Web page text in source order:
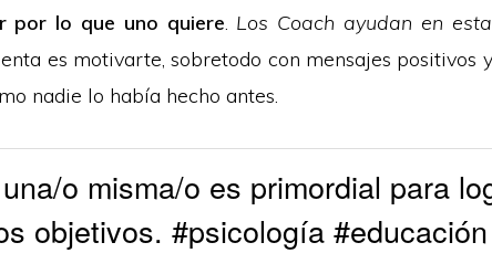
por lo que uno quiere Los Coach ayudan en
es motivarte, sobretodo con mensajes positivos
nadie lo había hecho antes.
o misma/o es primordial para
objetivos. #psicología #educación